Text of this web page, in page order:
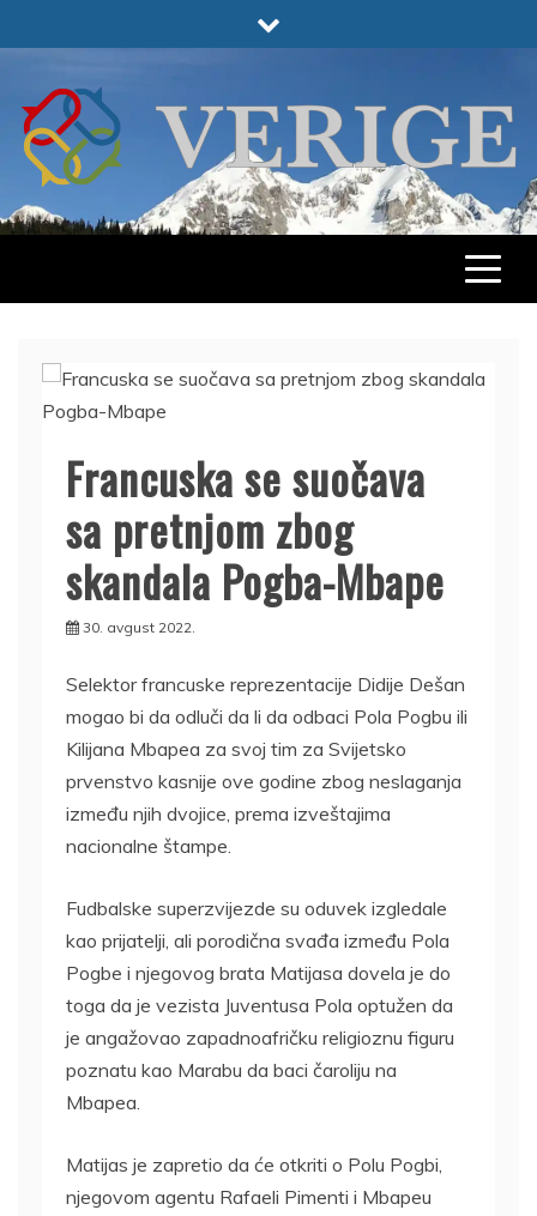
to
VERIGE
ODABRANO
Francuska se suočava
sa pretnjom zbog
skandala Pogba-Mbape
30. avgust 2022.
Selektor francuske reprezentacije Didije Dešan
mogao bi da odluči da li da odbaci Pola Pogbu ili
Kilijana Mbapea za svoj tim za Svijetsko
prvenstvo kasnije ove godine zbog neslaganja
između njih dvojice, prema izveštajima
nacionalne štampe.
Fudbalske superzvijezde su oduvek izgledale
kao prijatelji, ali porodična svađa između Pola
Pogbe i njegovog brata Matijasa dovela je do
toga da je vezista Juventusa Pola optužen da
je angažovao zapadnoafričku religioznu figuru
poznatu kao Marabu da baci čaroliju na
Mbapea.
Matijas je zapretio da će otkriti o Polu Pogbi,
njegovom agentu Rafaeli Pimenti i Mbapeu